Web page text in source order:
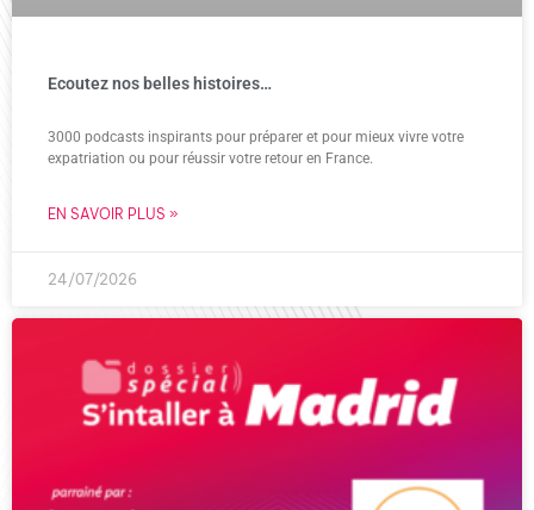
Ecoutez nos belles histoires…
3000 podcasts inspirants pour préparer et pour mieux vivre votre
expatriation ou pour réussir votre retour en France.
EN SAVOIR PLUS »
24/07/2026